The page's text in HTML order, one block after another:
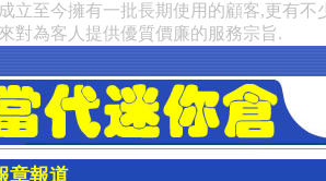
立至今擁有一批長期使用的顧客,更有
對為客人提供優質價廉的服務宗旨.
章報道